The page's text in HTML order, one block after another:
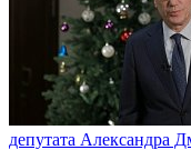
депутата Александра